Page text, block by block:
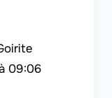
09:06